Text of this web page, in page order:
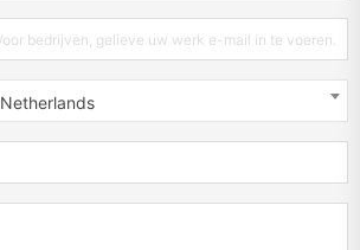
Netherlands